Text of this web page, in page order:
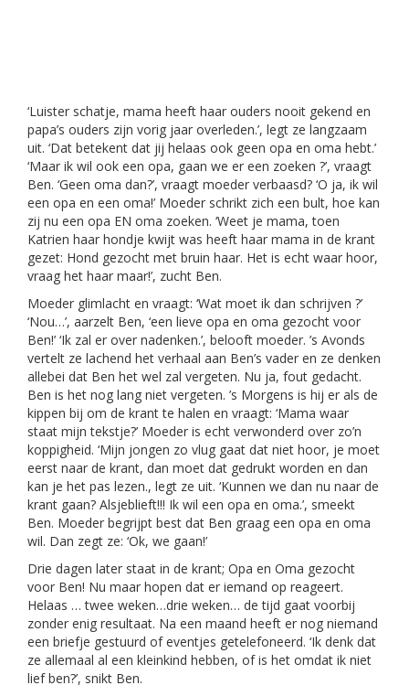
‘Luister schatje, mama heeft haar ouders nooit gekend en
papa’s ouders zijn vorig jaar overleden.’, legt ze langzaam
uit. ‘Dat betekent dat jij helaas ook geen opa en oma hebt.’
‘Maar ik wil ook een opa, gaan we er een zoeken ?’, vraagt
Ben. ‘Geen oma dan?’, vraagt moeder verbaasd? ‘O ja, ik wil
een opa en een oma!’ Moeder schrikt zich een bult, hoe kan
zij nu een opa EN oma zoeken. ‘Weet je mama, toen
Katrien haar hondje kwijt was heeft haar mama in de krant
gezet: Hond gezocht met bruin haar. Het is echt waar hoor,
vraag het haar maar!’, zucht Ben.
Moeder glimlacht en vraagt: ‘Wat moet ik dan schrijven ?’
‘Nou…’, aarzelt Ben, ‘een lieve opa en oma gezocht voor
Ben!’ ‘Ik zal er over nadenken.’, belooft moeder. ’s Avonds
vertelt ze lachend het verhaal aan Ben’s vader en ze denken
allebei dat Ben het wel zal vergeten. Nu ja, fout gedacht.
Ben is het nog lang niet vergeten. ’s Morgens is hij er als de
kippen bij om de krant te halen en vraagt: ‘Mama waar
staat mijn tekstje?’ Moeder is echt verwonderd over zo’n
koppigheid. ‘Mijn jongen zo vlug gaat dat niet hoor, je moet
eerst naar de krant, dan moet dat gedrukt worden en dan
kan je het pas lezen., legt ze uit. ‘Kunnen we dan nu naar de
krant gaan? Alsjeblieft!!! Ik wil een opa en oma.’, smeekt
Ben. Moeder begrijpt best dat Ben graag een opa en oma
wil. Dan zegt ze: ‘Ok, we gaan!’
Drie dagen later staat in de krant; Opa en Oma gezocht
voor Ben! Nu maar hopen dat er iemand op reageert.
Helaas … twee weken…drie weken… de tijd gaat voorbij
zonder enig resultaat. Na een maand heeft er nog niemand
een briefje gestuurd of eventjes getelefoneerd. ‘Ik denk dat
ze allemaal al een kleinkind hebben, of is het omdat ik niet
lief ben?’, snikt Ben.